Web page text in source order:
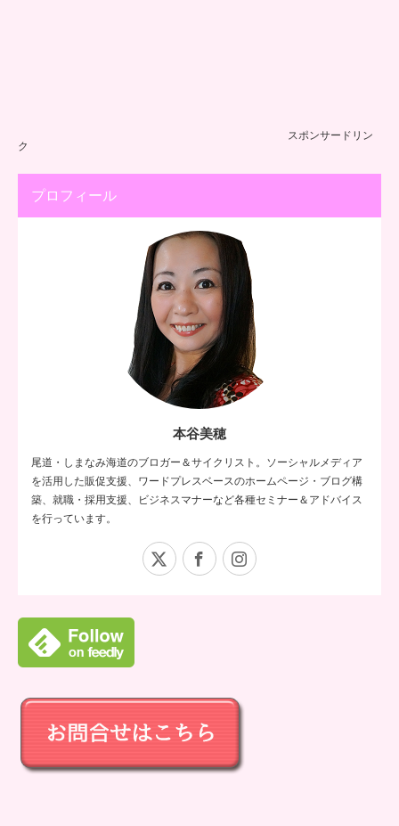
スポンサードリン
ク
プロフィール
本谷美穂
尾道・しまなみ海道のブロガー＆サイクリスト。ソーシャルメディア
を活用した販促支援、ワードプレスベースのホームページ・ブログ構
築、就職・採用支援、ビジネスマナーなど各種セミナー＆アドバイス
を行っています。
Facebook